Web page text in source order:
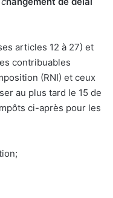
articles 12 à 27) et
contribuables
(RNI) et ceux
au plus tard le 15 de
ci-après pour les